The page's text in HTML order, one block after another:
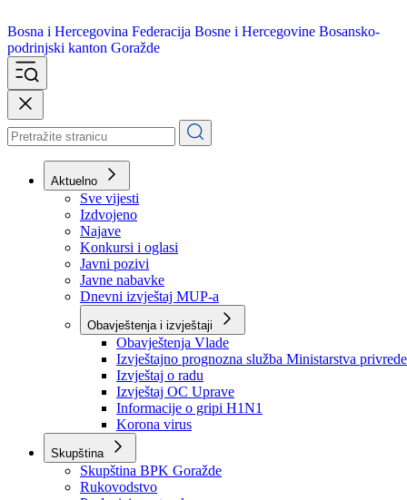
Bosna i Hercegovina
podrinjski kanton Goražde
Aktuelno
Sve vijesti
Izdvojeno
Najave
Konkursi i oglasi
Javni pozivi
Javne nabavke
Dnevni izvještaj MUP-a
Obavještenja i izvještaji
Obavještenja Vlade
Izvještajno prognozna služba Ministarstva privrede
Izvještaj o radu
Izvještaj OC Uprave
Informacije o gripi H1N1
Korona virus